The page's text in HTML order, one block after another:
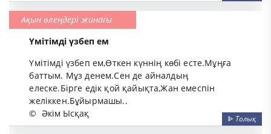
Ақын өлеңдері жинағы
Үмітімді үзбеп ем
Үмітімді үзбеп ем,Өткен күннің көбі есте.Мұңға
баттым. Мұз денем.Сен де айналдың
елеске.Бірге едік қой қайықта,Жан емеспін
желіккен.Бұйырмашы..
© Әкім Ысқақ ᐈ Толық